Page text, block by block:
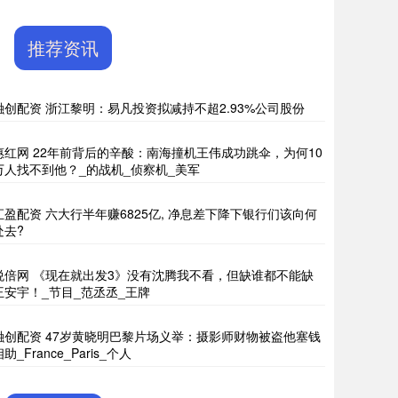
推荐资讯
创配资 浙江黎明：易凡投资拟减持不超2.93%公司股份
红网 22年前背后的辛酸：南海撞机王伟成功跳伞，为何10
人找不到他？_的战机_侦察机_美军
盈配资 六大行半年赚6825亿, 净息差下降下银行们该向何
去?
倍网 《现在就出发3》没有沈腾我不看，但缺谁都不能缺
安宇！_节目_范丞丞_王牌
创配资 47岁黄晓明巴黎片场义举：摄影师财物被盗他塞钱
助_France_Paris_个人